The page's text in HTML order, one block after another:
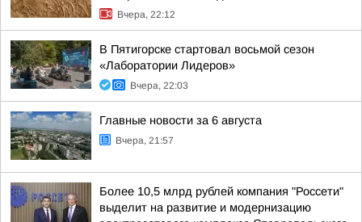
Вчера, 22:12
В Пятигорске стартовал восьмой сезон
«Лаборатории Лидеров»
Вчера, 22:03
Главные новости за 6 августа
Вчера, 21:57
Более 10,5 млрд рублей компания "Россети"
выделит на развитие и модернизацию